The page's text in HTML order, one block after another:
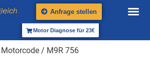
Anfrage stellen
Motor Diagnose für 23€
/ M9R 756